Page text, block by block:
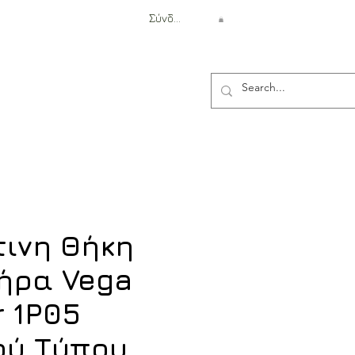
Σύνδεση
Θήκη
Vega
Τύπου